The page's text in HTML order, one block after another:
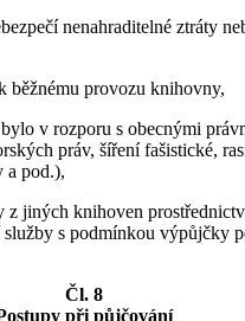
nenahraditelné ztráty
běžnému provozu knihovny,
v rozporu s obecnými
práv, šíření fašistické,
a pod.),
z jiných knihoven
s podmínkou výpůjčky
Čl. 8
při půjčování